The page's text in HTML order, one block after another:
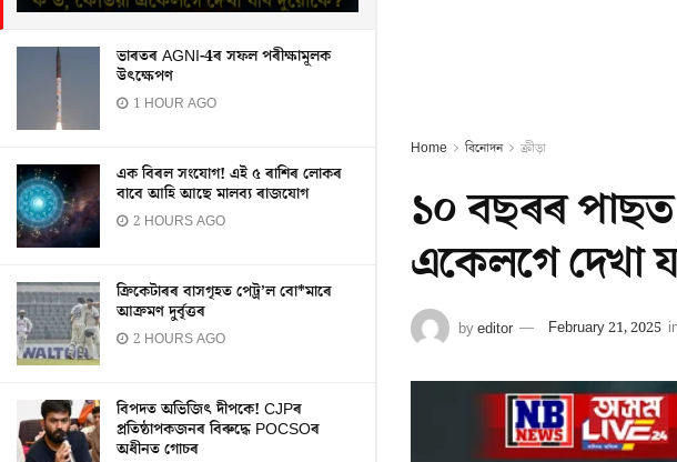
ভাৰতৰ AGNI-4ৰ সফল পৰীক্ষামূলক
উৎক্ষেপণ
1 HOUR AGO
এক বিৰল সংযোগ! এই ৫ ৰাশিৰ লোকৰ
বাবে আহি আছে মালব্য ৰাজযোগ
2 HOURS AGO
ক্ৰিকেটাৰৰ বাসগৃহত পেট্ৰ’ল বো*মাৰে
আক্ৰমণ দুৰ্বৃত্তৰ
2 HOURS AGO
বিপদত অভিজিৎ দীপকে! CJPৰ
প্ৰতিষ্ঠাপকজনৰ বিৰুদ্ধে POCSOৰ
অধীনত গোচৰ
Home বিনোদন ক্ৰীড়া
১০ বছৰৰ
একেলগে দেখা
byeditor February 21, 2025